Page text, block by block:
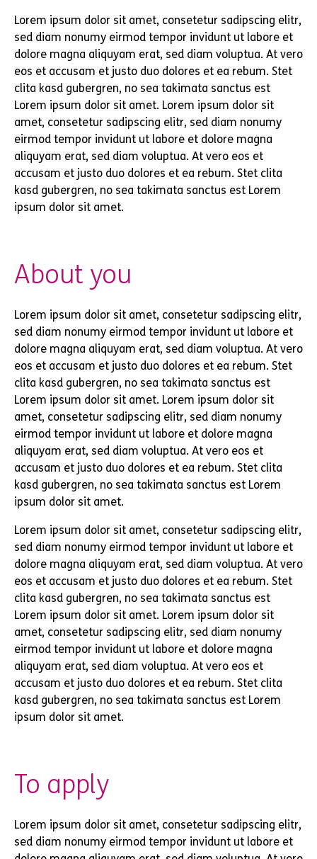
Lorem ipsum dolor sit amet, consetetur sadipscing elitr,
sed diam nonumy eirmod tempor invidunt ut labore et
dolore magna aliquyam erat, sed diam voluptua. At vero
eos et accusam et justo duo dolores et ea rebum. Stet
clita kasd gubergren, no sea takimata sanctus est
Lorem ipsum dolor sit amet. Lorem ipsum dolor sit
amet, consetetur sadipscing elitr, sed diam nonumy
eirmod tempor invidunt ut labore et dolore magna
aliquyam erat, sed diam voluptua. At vero eos et
accusam et justo duo dolores et ea rebum. Stet clita
kasd gubergren, no sea takimata sanctus est Lorem
ipsum dolor sit amet.
About you
Lorem ipsum dolor sit amet, consetetur sadipscing elitr,
sed diam nonumy eirmod tempor invidunt ut labore et
dolore magna aliquyam erat, sed diam voluptua. At vero
eos et accusam et justo duo dolores et ea rebum. Stet
clita kasd gubergren, no sea takimata sanctus est
Lorem ipsum dolor sit amet. Lorem ipsum dolor sit
amet, consetetur sadipscing elitr, sed diam nonumy
eirmod tempor invidunt ut labore et dolore magna
aliquyam erat, sed diam voluptua. At vero eos et
accusam et justo duo dolores et ea rebum. Stet clita
kasd gubergren, no sea takimata sanctus est Lorem
ipsum dolor sit amet.
Lorem ipsum dolor sit amet, consetetur sadipscing elitr,
sed diam nonumy eirmod tempor invidunt ut labore et
dolore magna aliquyam erat, sed diam voluptua. At vero
eos et accusam et justo duo dolores et ea rebum. Stet
clita kasd gubergren, no sea takimata sanctus est
Lorem ipsum dolor sit amet. Lorem ipsum dolor sit
amet, consetetur sadipscing elitr, sed diam nonumy
eirmod tempor invidunt ut labore et dolore magna
aliquyam erat, sed diam voluptua. At vero eos et
accusam et justo duo dolores et ea rebum. Stet clita
kasd gubergren, no sea takimata sanctus est Lorem
ipsum dolor sit amet.
To apply
Lorem ipsum dolor sit amet, consetetur sadipscing elitr,
sed diam nonumy eirmod tempor invidunt ut labore et